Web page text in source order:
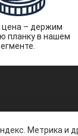
– держим
планку в нашем
Метрика и